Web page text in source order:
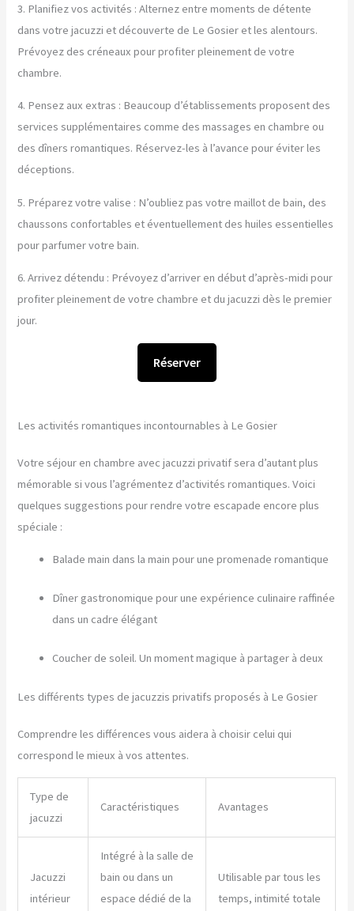
3. Planifiez vos activités : Alternez entre moments de détente
dans votre jacuzzi et découverte de Le Gosier et les alentours.
Prévoyez des créneaux pour profiter pleinement de votre
chambre.
4. Pensez aux extras : Beaucoup d’établissements proposent des
services supplémentaires comme des massages en chambre ou
des dîners romantiques. Réservez-les à l’avance pour éviter les
déceptions.
5. Préparez votre valise : N’oubliez pas votre maillot de bain, des
chaussons confortables et éventuellement des huiles essentielles
pour parfumer votre bain.
6. Arrivez détendu : Prévoyez d’arriver en début d’après-midi pour
profiter pleinement de votre chambre et du jacuzzi dès le premier
jour.
Réserver
Les activités romantiques incontournables à Le Gosier
Votre séjour en chambre avec jacuzzi privatif sera d’autant plus
mémorable si vous l’agrémentez d’activités romantiques. Voici
quelques suggestions pour rendre votre escapade encore plus
spéciale :
Balade main dans la main pour une promenade romantique
Dîner gastronomique pour une expérience culinaire raffinée
dans un cadre élégant
Coucher de soleil. Un moment magique à partager à deux
Les différents types de jacuzzis privatifs proposés à Le Gosier
Comprendre les différences vous aidera à choisir celui qui
correspond le mieux à vos attentes.
Type de
jacuzzi
Caractéristiques Avantages
Jacuzzi
intérieur
Intégré à la salle de
bain ou dans un
espace dédié de la
Utilisable par tous les
temps, intimité totale